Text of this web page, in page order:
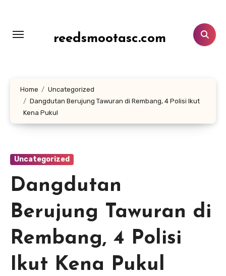
konten
reedsmootasc.com
Home
Uncategorized
Dangdutan Berujung Tawuran di Rembang, 4 Polisi Ikut
Kena Pukul
Uncategorized
Dangdutan
Berujung Tawuran di
Rembang, 4 Polisi
Ikut Kena Pukul